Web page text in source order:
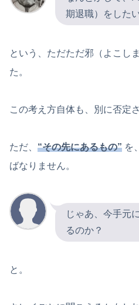
期退職）をしたい
という、ただただ邪（よこし
た。
この考え方自体も、別に否定
ただ、 “その先にあるもの” を
ばなりません。
じゃあ、今手元
るのか？
と。